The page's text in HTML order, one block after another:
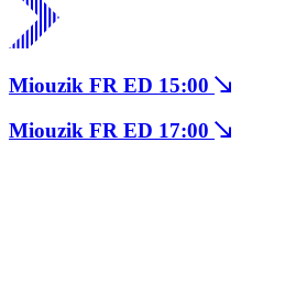
Miouzik FR ED 15:00
Miouzik FR ED 17:00